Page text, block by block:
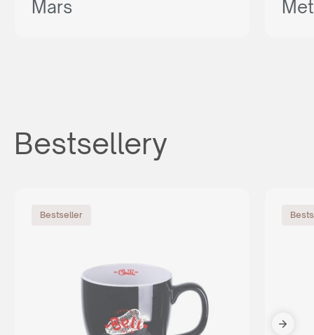
Mars
Bestsellery
Bestseller